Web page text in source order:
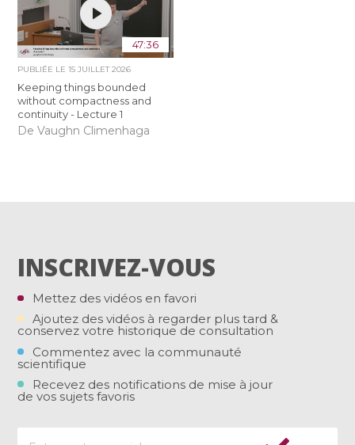
47:36
PUBLIÉE LE15 JUILLET 2026
Keeping things bounded
without compactness and
continuity - Lecture 1
De Vaughn Climenhaga
INSCRIVEZ-VOUS
Mettez des vidéos en favori
Ajoutez des vidéos à regarder plus tard &
conservez votre historique de consultation
Commentez avec la communauté
scientifique
Recevez des notifications de mise à jour
de vos sujets favoris